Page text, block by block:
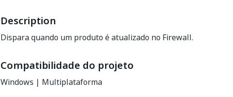
Description
Dispara quando um produto é atualizado no Firewall.
Compatibilidade do projeto
Windows | Multiplataforma